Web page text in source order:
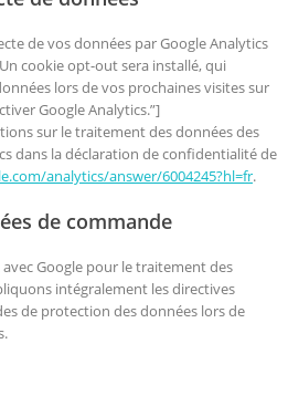
de vos données par Google Analytics
cookie opt-out sera installé, qui
lors de vos prochaines visites sur
Google Analytics.”]
sur le traitement des données des
dans la déclaration de confidentialité de
analytics/answer/6004245?hl=fr.
de commande
Google pour le traitement des
intégralement les directives
de protection des données lors de